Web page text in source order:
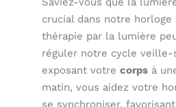
crucial dans notre horloge
thérapie par la lumière
réguler notre cycle veille-
exposant votrecorps à
matin, vous aidez votre
se synchroniser,